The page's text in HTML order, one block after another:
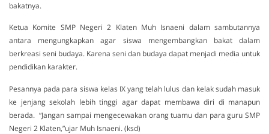
bakatnya.
Ketua Komite SMP Negeri 2 Klaten Muh Isnaeni dalam sambutannya
antara mengungkapkan agar siswa mengembangkan bakat dalam
berkreasi seni budaya. Karena seni dan budaya dapat menjadi media untuk
pendidikan karakter.
Pesannya pada para siswa kelas IX yang telah lulus dan kelak sudah masuk
ke jenjang sekolah lebih tinggi agar dapat membawa diri di manapun
berada. “Jangan sampai mengecewakan orang tuamu dan para guru SMP
Negeri 2 Klaten,”ujar Muh Isnaeni. (ksd)